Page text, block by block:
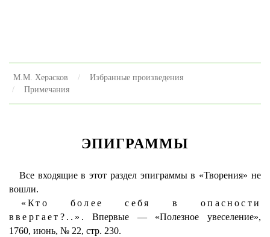
М.М. Херасков
Избранные произведения
Примечания
ЭПИГРАММЫ
Все входящие в этот раздел эпиграммы в «Творения» не
вошли.
«Кто более себя в опасности
ввергает?..». Впервые — «Полезное увеселение»,
1760, июнь, № 22, стр. 230.